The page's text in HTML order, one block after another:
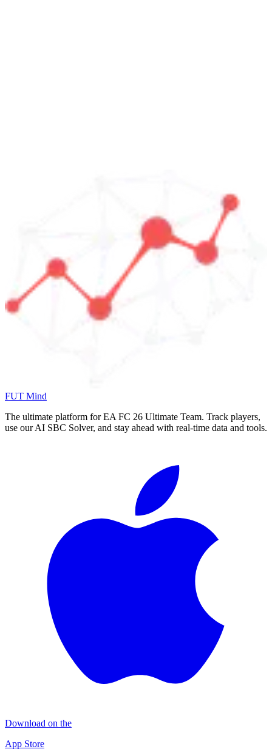
FUT Mind
The ultimate platform for EA FC 26 Ultimate Team. Track players,
use our AI SBC Solver, and stay ahead with real-time data and tools.
Download on the
App Store